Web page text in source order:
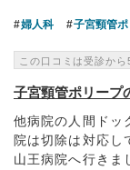
婦人科 子宮頸管
この口コミは受診か
子宮頸管ポリープ
他病院の人間ドッ
院は切除は対応し
山王病院へ行きま